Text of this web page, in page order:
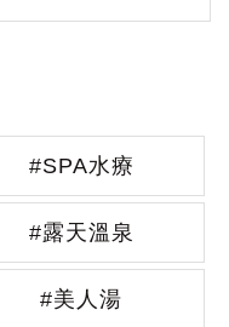
#SPA水療
#露天溫泉
#美人湯